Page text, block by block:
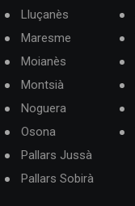
Lluçanès
Maresme
Moianès
Montsià
Noguera
Osona
Pallars Jussà
Pallars Sobirà